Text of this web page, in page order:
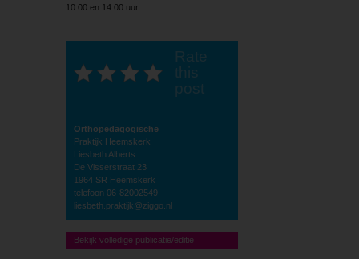
10.00 en 14.00 uur.
Rate
this
post
Orthopedagogische
Praktijk Heemskerk
Liesbeth Alberts
De Visserstraat 23
1964 SR Heemskerk
telefoon 06-82002549
liesbeth.praktijk@ziggo.nl
Bekijk volledige publicatie/editie